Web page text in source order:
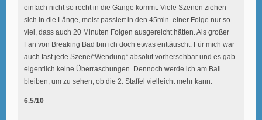
einfach nicht so recht in die Gänge kommt. Viele Szenen ziehen
sich in die Länge, meist passiert in den 45min. einer Folge nur so
viel, dass auch 20 Minuten Folgen ausgereicht hätten. Als großer
Fan von Breaking Bad bin ich doch etwas enttäuscht. Für mich war
auch fast jede Szene/“Wendung“ absolut vorhersehbar und es gab
eigentlich keine Überraschungen. Dennoch werde ich am Ball
bleiben, um zu sehen, ob die 2. Staffel vielleicht mehr kann.
6.5/10